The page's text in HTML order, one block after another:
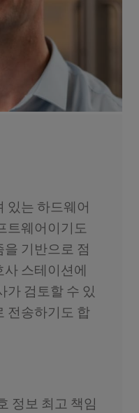
있는 하드웨어
트웨어이기도
기반으로 점
스테이션에
가 검토할 수 있
전송하기도 합
정보 최고 책임